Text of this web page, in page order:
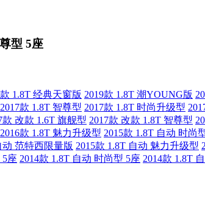
型 5座
1.8T 经典天窗版 2019款 1.8T 潮YOUNG版
2017款 1.8T 智尊型 2017款 1.8T 时尚升级型
款 改款 1.6T 旗舰型 2017款 改款 1.8T 智尊型
2016款 1.8T 魅力升级型 2015款 1.8T 自动 时尚
动 范特西限量版 2015款 1.8T 自动 魅力升级型
5座 2014款 1.8T 自动 时尚型 5座 2014款 1.8T